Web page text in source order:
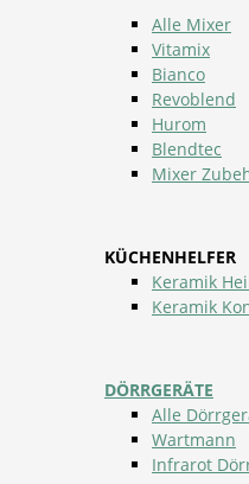
Alle Mixer
Vitamix
Bianco
Revoblend
Hurom
Blendtec
Mixer
KÜCHENHELFER
Keramik
Keramik
DÖRRGERÄTE
Alle
Wartmann
Infrarot